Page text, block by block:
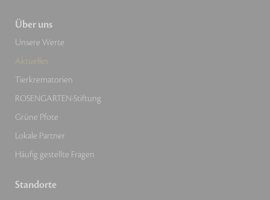
Über uns
Unsere Werte
Aktuelles
Tierkrematorien
ROSENGARTEN-Stiftung
Grüne Pfote
Lokale Partner
Häufig gestellte Fragen
Standorte